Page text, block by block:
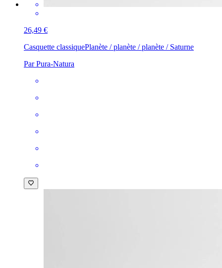
26,49 €
Casquette classiquePlanète / planète / planète / Saturne
Par Pura-Natura